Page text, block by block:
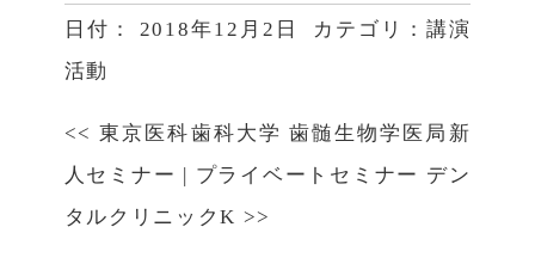
日付： 2018年12月2日 カテゴリ： 講演
活動
<< 東京医科歯科大学 歯髄生物学医局新
人セミナー
プライベートセミナー デン
タルクリニックK >>